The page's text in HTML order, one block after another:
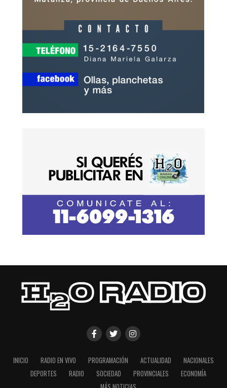
INICIO RADIO EN VIVO PROGRAMACIÓN ACTUALIDAD
NACIONALES
DEPORTES
RADIO SOCIEDAD PROVINCIALES
ECONOMÍA